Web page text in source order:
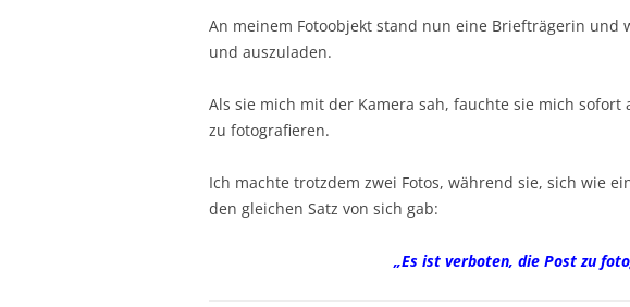
An meinem Fotoobjekt stand nun eine Briefträgerin und
und auszuladen.
Als sie mich mit der Kamera sah, fauchte sie mich sofort
zu fotografieren.
Ich machte trotzdem zwei Fotos, während sie, sich wie
den gleichen Satz von sich gab:
„Es ist verboten, die Post zu